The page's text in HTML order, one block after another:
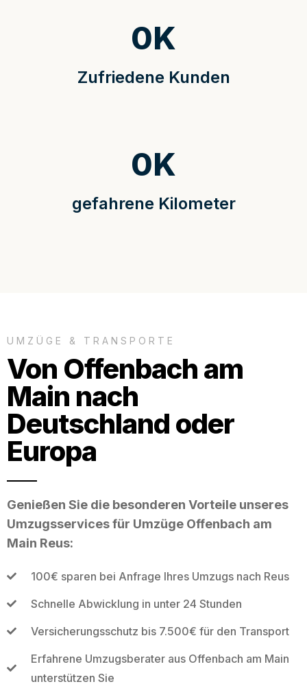
Zufriedene Kunden
0K
gefahrene Kilometer
0K
UMZÜGE & TRANSPORTE
Von Offenbach am
Main nach
Deutschland oder
Europa
Genießen Sie die besonderen Vorteile unseres
Umzugsservices für Umzüge Offenbach am
Main Reus:
100€ sparen bei Anfrage Ihres Umzugs nach Reus
Schnelle Abwicklung in unter 24 Stunden
Versicherungsschutz bis 7.500€ für den Transport
Erfahrene Umzugsberater aus Offenbach am Main
unterstützen Sie